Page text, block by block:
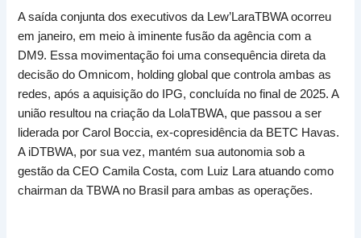
A saída conjunta dos executivos da Lew’LaraTBWA ocorreu
em janeiro, em meio à iminente fusão da agência com a
DM9. Essa movimentação foi uma consequência direta da
decisão do Omnicom, holding global que controla ambas as
redes, após a aquisição do IPG, concluída no final de 2025. A
união resultou na criação da LolaTBWA, que passou a ser
liderada por Carol Boccia, ex-copresidência da BETC Havas.
A iDTBWA, por sua vez, mantém sua autonomia sob a
gestão da CEO Camila Costa, com Luiz Lara atuando como
chairman da TBWA no Brasil para ambas as operações.